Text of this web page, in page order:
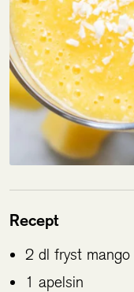
Recept
2 dl fryst mango
1 apelsin